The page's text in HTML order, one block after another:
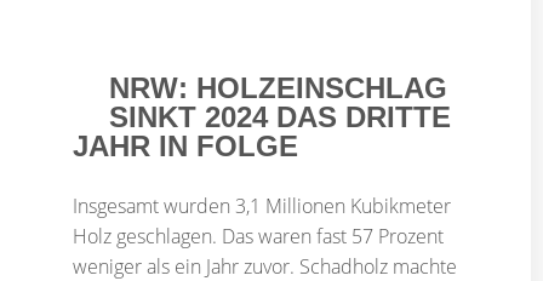
NRW: HOLZEINSCHLAG
SINKT 2024 DAS DRITTE
JAHR IN FOLGE
Insgesamt wurden 3,1 Millionen Kubikmeter
Holz geschlagen. Das waren fast 57 Prozent
weniger als ein Jahr zuvor. Schadholz machte